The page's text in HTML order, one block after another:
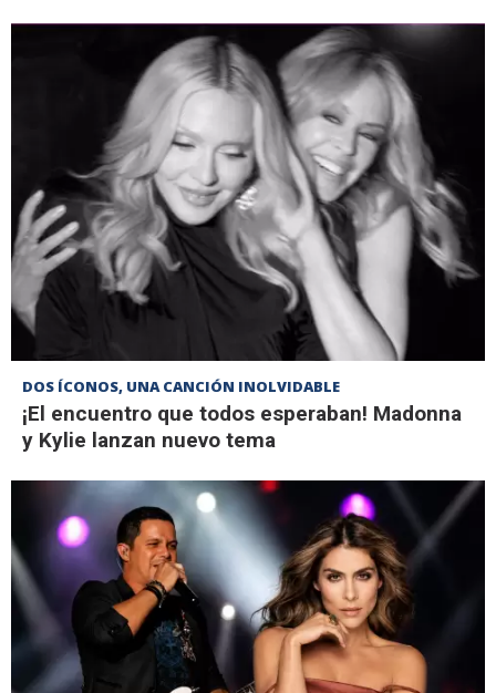
DOS ÍCONOS, UNA CANCIÓN INOLVIDABLE
¡El encuentro que todos esperaban! Madonna
y Kylie lanzan nuevo tema